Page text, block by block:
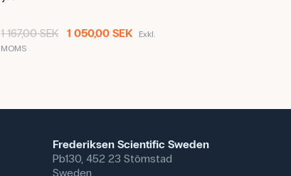
1 167,00 SEK 1 050,00 SEK
Exkl.
MOMS
Frederiksen Scientific Sweden
Pb130, 452 23 Stömstad
Sweden